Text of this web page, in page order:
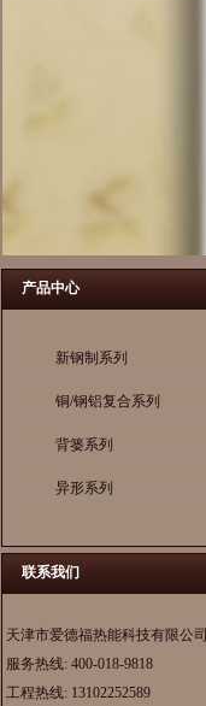
产品中心
新钢制系列
铜/钢铝复合系列
背篓系列
异形系列
联系我们
天津市爱德福热能科技有限公司
服务热线:400-018-9818
工程热线:13102252589